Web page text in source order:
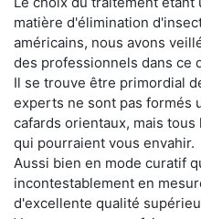
matière d'élimination
américains, nous avons
des professionnels dans ce
Il se trouve être primordial
experts ne sont pas formés
cafards orientaux, mais
qui pourraient vous envahir.
Aussi bien en mode curatif
incontestablement en
d'excellente qualité